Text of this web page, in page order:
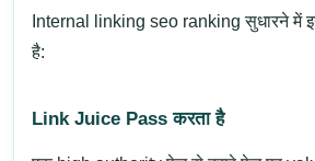
Internal linking seo ranking सुधारने में
है:
Link Juice Pass करता है